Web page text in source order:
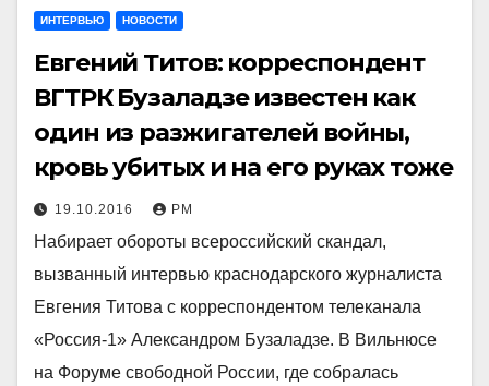
ИНТЕРВЬЮ НОВОСТИ
Евгений Титов: корреспондент
ВГТРК Бузаладзе известен как
один из разжигателей войны,
кровь убитых и на его руках тоже
19.10.2016 РМ
Набирает обороты всероссийский скандал,
вызванный интервью краснодарского журналиста
Евгения Титова с корреспондентом телеканала
«Россия-1» Александром Бузаладзе. В Вильнюсе
на Форуме свободной России, где собралась